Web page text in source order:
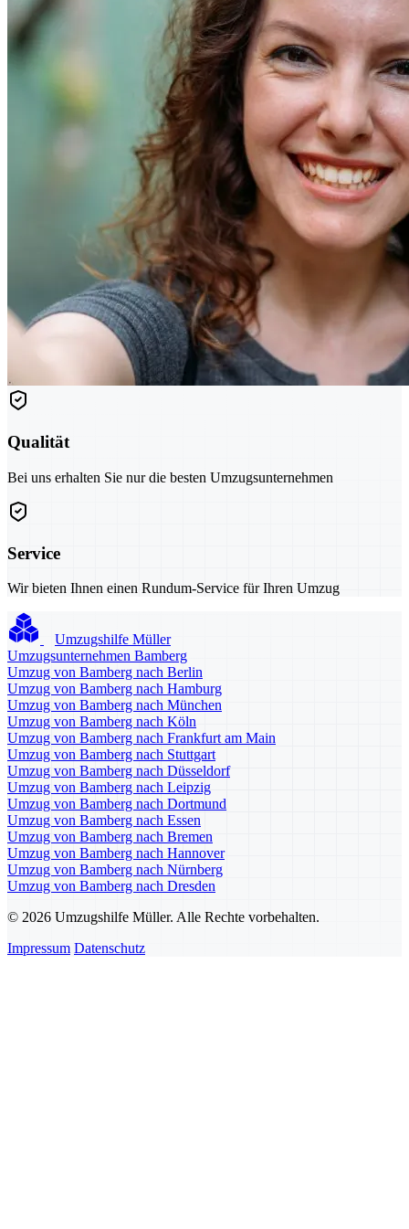
Qualität
Bei uns erhalten Sie nur die besten Umzugsunternehmen
Service
Wir bieten Ihnen einen Rundum-Service für Ihren Umzug
Umzugshilfe Müller
Umzugsunternehmen Bamberg
Umzug von Bamberg nach Berlin
Umzug von Bamberg nach Hamburg
Umzug von Bamberg nach München
Umzug von Bamberg nach Köln
Umzug von Bamberg nach Frankfurt am Main
Umzug von Bamberg nach Stuttgart
Umzug von Bamberg nach Düsseldorf
Umzug von Bamberg nach Leipzig
Umzug von Bamberg nach Dortmund
Umzug von Bamberg nach Essen
Umzug von Bamberg nach Bremen
Umzug von Bamberg nach Hannover
Umzug von Bamberg nach Nürnberg
Umzug von Bamberg nach Dresden
© 2026 Umzugshilfe Müller. Alle Rechte vorbehalten.
Impressum Datenschutz